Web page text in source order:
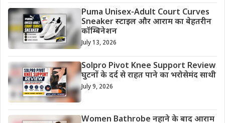
Puma Unisex-Adult Court Curves
Sneaker स्टाइल और आराम का बेहतरीन
कॉम्बिनेशन
July 13, 2026
Solpro Pivot Knee Support Review
घुटनों के दर्द से राहत पाने का भरोसेमंद साथी
July 9, 2026
Women Bathrobe नहाने के बाद आराम